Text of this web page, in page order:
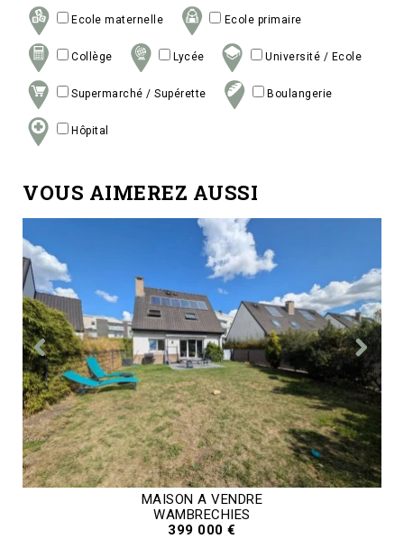
Ecole maternelle Ecole primaire
Collège Lycée Université / Ecole
Supermarché / Supérette Boulangerie
Hôpital
VOUS AIMEREZ AUSSI
MAISON A VENDRE
WAMBRECHIES
399 000 €